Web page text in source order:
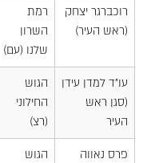
רוכברגר יצחק
(ראש העיר)
רמת
השרון
שלנו (עם)
עו"ד למדן עידן
(סגן ראש
העיר
הגוש
החילוני
(רצ)
פרס נאווה
הגוש